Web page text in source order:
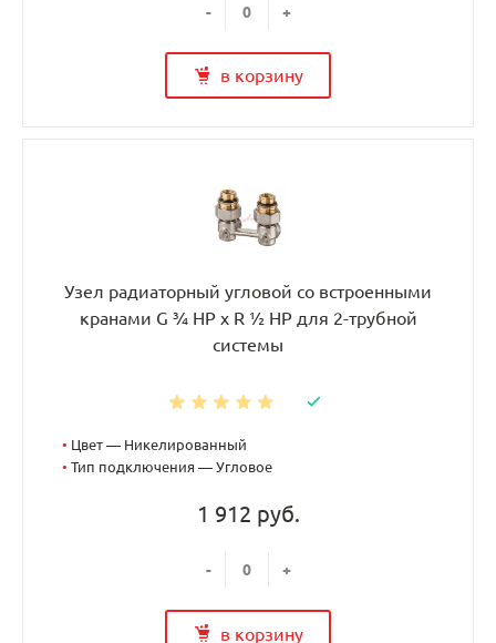
- +
в корзину
Узел радиаторный угловой со встроенными
кранами G ¾ НР x R ½ НР для 2-трубной
системы
• Цвет — Никелированный
• Тип подключения — Угловое
1 912 руб.
- +
в корзину